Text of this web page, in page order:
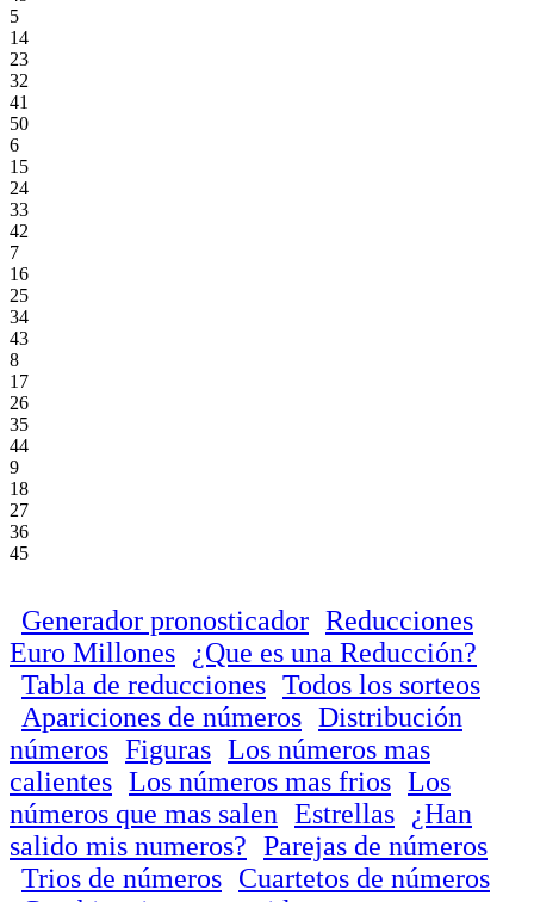
5
14
23
32
41
50
6
15
24
33
42
7
16
25
34
43
8
17
26
35
44
9
18
27
36
45
Generador pronosticador Reducciones
Euro Millones
¿Que es una Reducción?
Tabla de reducciones Todos los sorteos
Apariciones de números Distribución
números Figuras Los números mas
calientes Los números mas frios Los
números que mas salen Estrellas
¿Han
salido mis numeros? Parejas de números
Trios de números Cuartetos de números